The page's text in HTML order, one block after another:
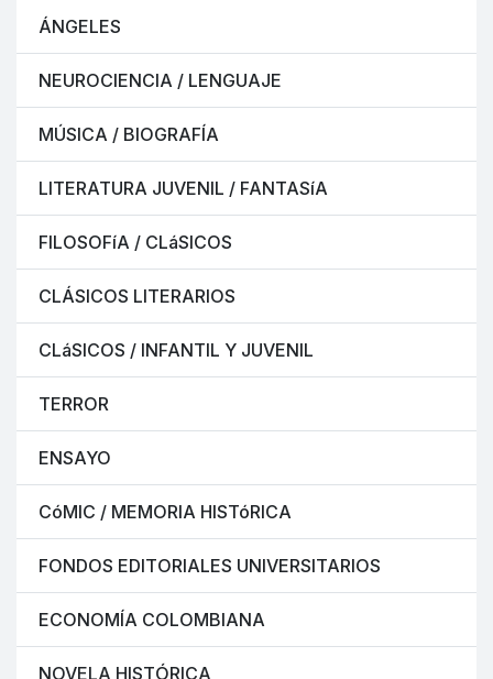
ÁNGELES
NEUROCIENCIA / LENGUAJE
MÚSICA / BIOGRAFÍA
LITERATURA JUVENIL / FANTASíA
FILOSOFíA / CLáSICOS
CLÁSICOS LITERARIOS
CLáSICOS / INFANTIL Y JUVENIL
TERROR
ENSAYO
CóMIC / MEMORIA HISTóRICA
FONDOS EDITORIALES UNIVERSITARIOS
ECONOMÍA COLOMBIANA
NOVELA HISTÓRICA